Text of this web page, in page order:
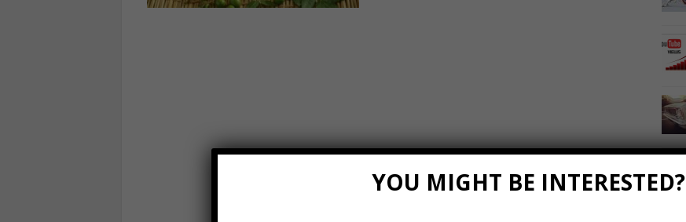
YOU MIGHT BE INTERESTED?